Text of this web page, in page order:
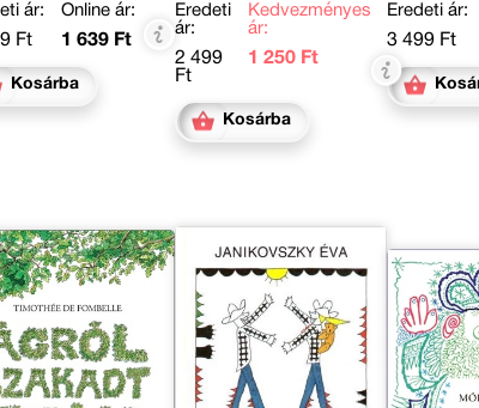
ár:
Ft
Online ár:
1 639 Ft
Kosárba
Eredeti
ár:
2 499
Ft
Kedvezményes
ár:
1 250 Ft
Kosárba
Eredeti ár:
3 499 Ft